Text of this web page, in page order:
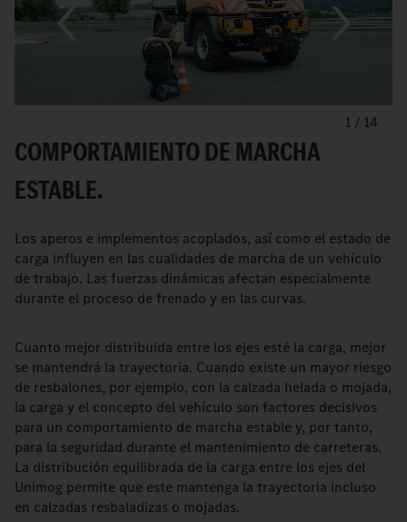
1 / 14
COMPORTAMIENTO DE MARCHA
ESTABLE.
Los aperos e implementos acoplados, así como el estado de
carga influyen en las cualidades de marcha de un vehículo
de trabajo. Las fuerzas dinámicas afectan especialmente
durante el proceso de frenado y en las curvas.
Cuanto mejor distribuida entre los ejes esté la carga, mejor
se mantendrá la trayectoria. Cuando existe un mayor riesgo
de resbalones, por ejemplo, con la calzada helada o mojada,
la carga y el concepto del vehículo son factores decisivos
para un comportamiento de marcha estable y, por tanto,
para la seguridad durante el mantenimiento de carreteras.
La distribución equilibrada de la carga entre los ejes del
Unimog permite que este mantenga la trayectoria incluso
en calzadas resbaladizas o mojadas.